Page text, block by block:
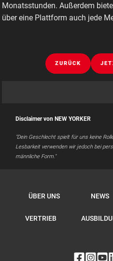
Monatsstunden. Außerdem
über eine Plattform auch jede
ZURÜCK
Disclaimer von NEW YORKER
"Dein Geschlecht spielt für uns keine
Lesbarkeit verwenden wir jedoch bei
männliche Form."
ÜBER UNS NEWS
VERTRIEB